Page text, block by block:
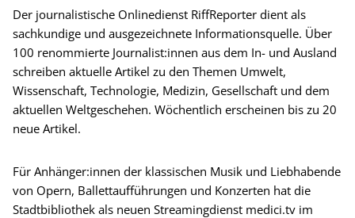
Der journalistische Onlinedienst RiffReporter dient als
sachkundige und ausgezeichnete Informationsquelle. Über
100 renommierte Journalist:innen aus dem In- und Ausland
schreiben aktuelle Artikel zu den Themen Umwelt,
Wissenschaft, Technologie, Medizin, Gesellschaft und dem
aktuellen Weltgeschehen. Wöchentlich erscheinen bis zu 20
neue Artikel.
Für Anhänger:innen der klassischen Musik und Liebhabende
von Opern, Ballettaufführungen und Konzerten hat die
Stadtbibliothek als neuen Streamingdienst medici.tv im